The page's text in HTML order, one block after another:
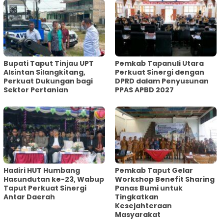
Bupati Taput Tinjau UPT
Alsintan Silangkitang,
Perkuat Dukungan bagi
Sektor Pertanian
Pemkab Tapanuli Utara
Perkuat Sinergi dengan
DPRD dalam Penyusunan
PPAS APBD 2027
Hadiri HUT Humbang
Hasundutan ke-23, Wabup
Taput Perkuat Sinergi
Antar Daerah
Pemkab Taput Gelar
Workshop Benefit Sharing
Panas Bumi untuk
Tingkatkan
Kesejahteraan
Masyarakat